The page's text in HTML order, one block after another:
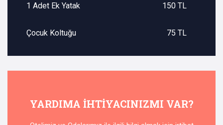
1 Adet Ek Yatak 150 TL
Çocuk Koltuğu 75 TL
YARDIMA IHTIYACINIZMI VAR?